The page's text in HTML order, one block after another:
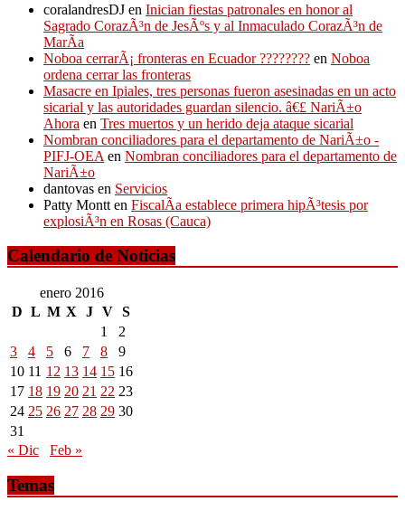
coralandresDJ en Inician fiestas patronales en honor al
Sagrado CorazÃ³n de JesÃºs y al Inmaculado CorazÃ³n de
MarÃ­a
Noboa cerrarÃ¡ fronteras en Ecuador ???????? en Noboa
ordena cerrar las fronteras
Masacre en Ipiales, tres personas fueron asesinadas en un acto
sicarial y las autoridades guardan silencio. â€£ NariÃ±o
Ahora en Tres muertos y un herido deja ataque sicarial
Nombran conciliadores para el departamento de NariÃ±o -
PIFJ-OEA en Nombran conciliadores para el departamento de
NariÃ±o
dantovas en Servicios
Patty Montt en FiscalÃ­a establece primera hipÃ³tesis por
explosiÃ³n en Rosas (Cauca)
Calendario de Noticias
enero 2016
D L M X J V S
1
2
3
4 5 6 7 8
9
10 11 12 13 14 15 16
17 18 19 20 21 22 23
24 25 26 27 28 29 30
31
« Dic
Feb »
Temas